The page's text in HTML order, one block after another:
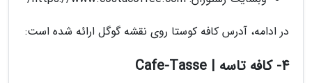
در ادامه، آدرس کافه کوستا روی نقشه گوگل ارائه شده است:
4- کافه تاسه | Cafe-Tasse